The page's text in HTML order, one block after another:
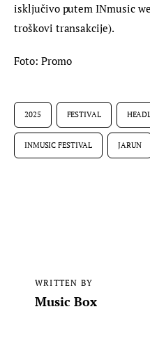
isključivo putem INmusic
troškovi transakcije).
Foto: Promo
2025 FESTIVAL
INMUSIC FESTIVAL JARUN
WRITTEN BY
Music Box